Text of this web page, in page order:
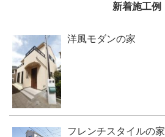
新着施工例
洋風モダンの家
フレンチスタイルの家